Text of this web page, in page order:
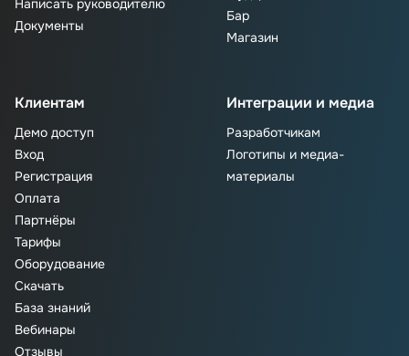
Написать руководителю
Документы
Бар
Магазин
Клиентам
Демо доступ
Вход
Регистрация
Оплата
Партнёры
Тарифы
Оборудование
Скачать
База знаний
Вебинары
Отзывы
Интеграции и медиа
Разработчикам
Логотипы и медиа-
материалы